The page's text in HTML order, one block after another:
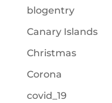
blogentry
Canary Islands
Christmas
Corona
covid_19